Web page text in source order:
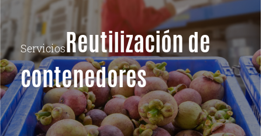
ServiciosReutilización de
contenedores